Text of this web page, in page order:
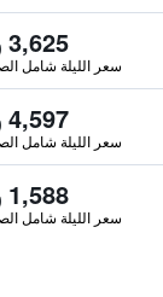
3,625 ﷼
سعر الليلة شامل
4,597 ﷼
سعر الليلة شامل
1,588 ﷼
سعر الليلة شامل